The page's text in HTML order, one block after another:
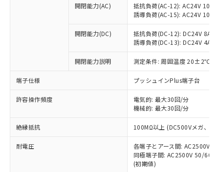
開閉能力(AC)
抵抗負荷(AC-12): AC24V 10A/
誘導負荷(AC-15): AC24V
開閉能力(DC)
抵抗負荷(DC-12): DC24V 8A/
誘導負荷(DC-13): DC24V 4A/
開閉能力説明 測定条件: 周囲温度 20±2℃、
端子仕様 プッシュインPlus端子台
許容操作頻度
電気的: 最大30回/分
機械的: 最大30回/分
絶縁抵抗 100MΩ以上 (DC500Vメガ、点
耐電圧
各端子とアース間: AC2500V
同極端子間: AC2500V 50/
(初期値)
以下の条件をお読みいただき、同意のうえ
ご利用ください。
本サービスは、当社制御機器事業取扱
商品の当社在庫状況および標準価格
(税抜)を提供させていただくもので
当社制御機器事業取扱商品の中には、
本サービスの対象外となる商品もある
ことをご了承ください。
在庫状況および標準価格照会結果は、
記載している更新日時点での社内デー
タに基づき作成されるものであり、閲
覧された時点での実際の在庫および標
準価格とは異なる場合があることをご
対応予定なし：EU RoHS指令（10物質）の
非含有に非対応の商品で、対応品を出す予
定はありません。
調査・確認中：EU RoHS指令（10物質）の
非含有の対応状況を調査中または確認中の
非該当品：ライセンス料など無形物で、有
害物質有無と関係のない商品です。
仕入先様の事情により、非含有部品として
いたものが、含有品と判明した場合などや
むを得ず変更することがあります。
六価クロム(Cr(Ⅵ)) 1000ppm以下、ポリ臭化ビフェニル
類(PBB) 1000ppm以下、ポリ臭化ジフェニルエーテル類
「○」：最大均質材料含有率が中国RoHSの
基準値以下であることを示します。
「×」：最大均質材料含有率が中国RoHSの
基準値を超えていることを示します。
「－」：未確認です。当社販売部門へお問
*中国RoHS10物質の基準値 (GB/T26572)：
Pb(鉛) :1000ppm、 Hg(水銀) : 1000ppm、 Cd(カドミウ
Cr(Ⅵ)(六価クロム) : 1000ppm、 PBBs(ポリ臭化ビフェ
当社は、これら貴社製品のうち、外国
為替および外国貿易法に定める商品
（以下｢規制貨物等」という）を輸出
または国外への提供する場合は、日本
国政府の輸出許可(または役務取引許
可)を取得するなどの必要な手続きを